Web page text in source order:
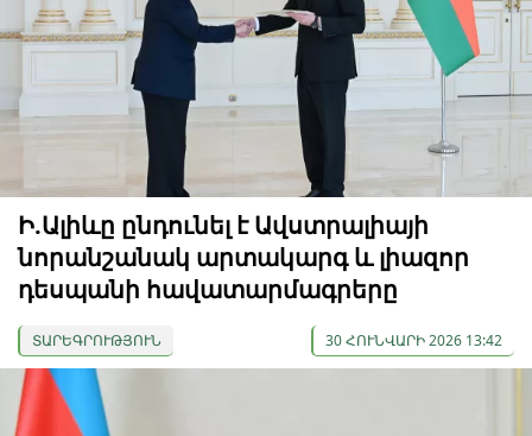
Ի.Ալիևը ընդունել է Ավստրալիայի
նորանշանակ արտակարգ և լիազոր
դեսպանի հավատարմագրերը
ՏԱՐԵԳՐՈՒԹՅՈՒՆ 30 ՀՈՒՆՎԱՐԻ 2026 13:42